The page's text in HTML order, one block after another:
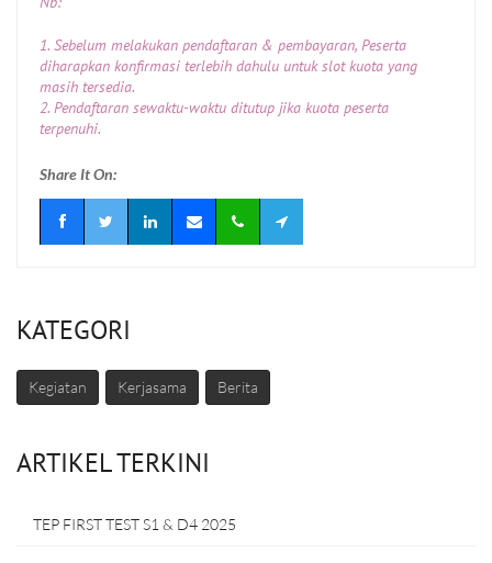
1. Sebelum melakukan pendaftaran & pembayaran, Peserta
diharapkan konfirmasi terlebih dahulu untuk slot kuota yang
masih tersedia.
2. Pendaftaran sewaktu-waktu ditutup jika kuota peserta
terpenuhi.
Share It On:
KATEGORI
Kegiatan Kerjasama Berita
ARTIKEL TERKINI
TEP FIRST TEST S1 & D4 2025